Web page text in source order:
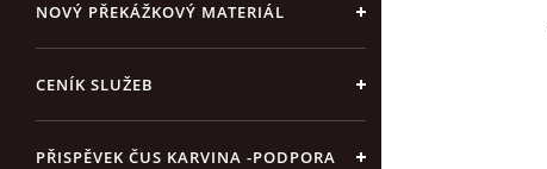
NOVÝ PŘEKÁŽKOVÝ MATERIÁL
CENÍK SLUŽEB
PŘISPĚVEK ČUS KARVINA -PODPORA